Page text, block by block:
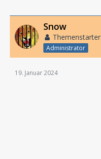
Snow
Themenstarter
Administrator
19. Januar 2024